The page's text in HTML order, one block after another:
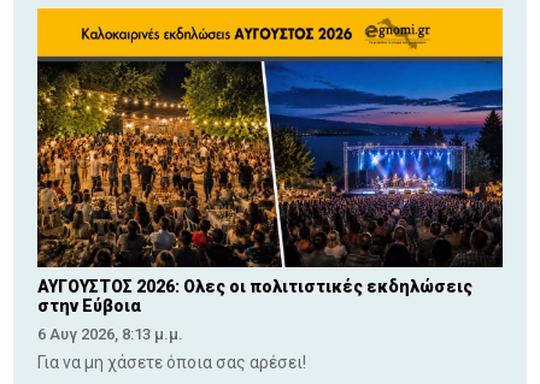
ΑΥΓΟΥΣΤΟΣ 2026: Ολες οι πολιτιστικές εκδηλώσεις
στην Εύβοια
6 Αυγ 2026, 8:13 μ.μ.
Για να μη χάσετε όποια σας αρέσει!